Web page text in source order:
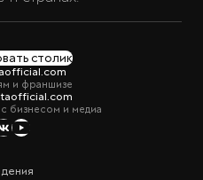
столик
и франшизе
бизнесом и медиа